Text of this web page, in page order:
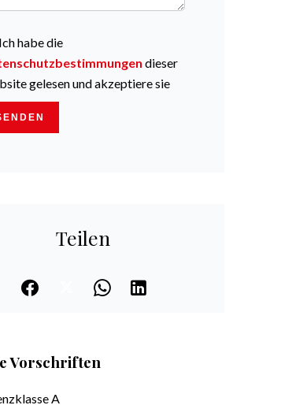
Ich habe die
dieser
gelesen und akzeptiere sie
Teilen
Vorschriften
A